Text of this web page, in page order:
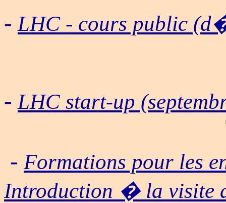
- LHC - cours public
- LHC start-up
- Formations pour les
Introduction � la visite